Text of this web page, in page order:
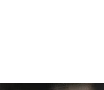
8月14日。馆方表